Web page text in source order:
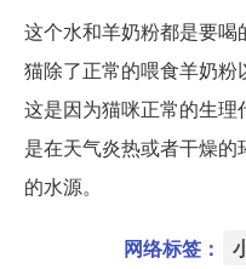
这个水和羊奶粉都是要
猫除了正常的喂食羊奶粉
这是因为猫咪正常的生
是在天气炎热或者干燥
的水源。
网络标签：